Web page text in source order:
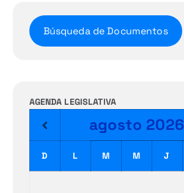
Búsqueda de Documentos
AGENDA LEGISLATIVA
agosto 2026
D L M M J